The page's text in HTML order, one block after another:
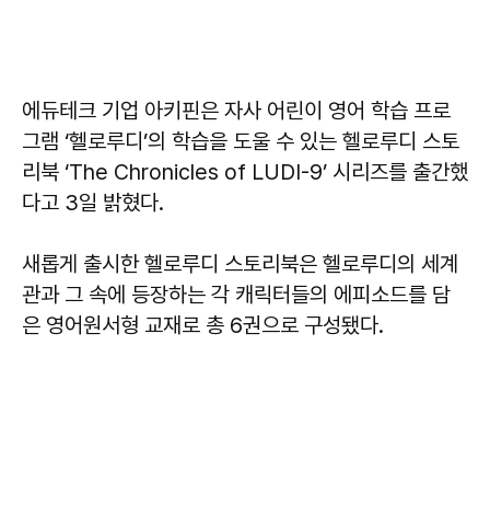
에듀테크 기업 아키핀은 자사 어린이 영어 학습 프로
그램 ‘헬로루디’의 학습을 도울 수 있는 헬로루디 스토
리북 ‘The Chronicles of LUDI-9’ 시리즈를 출간했
다고 3일 밝혔다.
새롭게 출시한 헬로루디 스토리북은 헬로루디의 세계
관과 그 속에 등장하는 각 캐릭터들의 에피소드를 담
은 영어원서형 교재로 총 6권으로 구성됐다.